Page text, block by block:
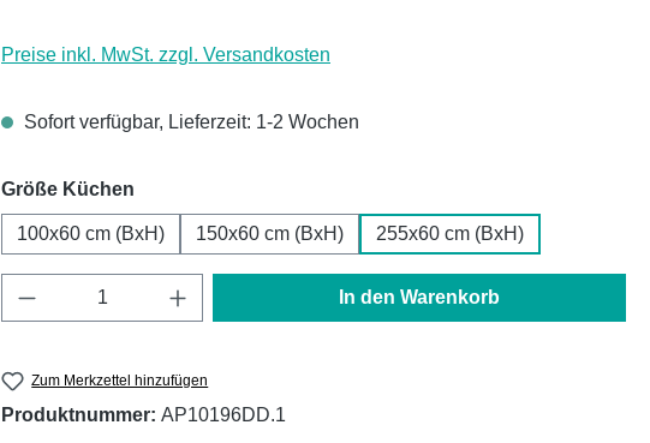
Preise inkl. MwSt. zzgl. Versandkosten
Sofort verfügbar, Lieferzeit: 1-2 Wochen
Größe Küchen
100x60 cm (BxH) 150x60 cm (BxH) 255x60 cm (BxH)
Produkt Anzahl: Gib den gewünschten Wert ein
In den Warenkorb
Zum Merkzettel hinzufügen
Produktnummer: AP10196DD.1